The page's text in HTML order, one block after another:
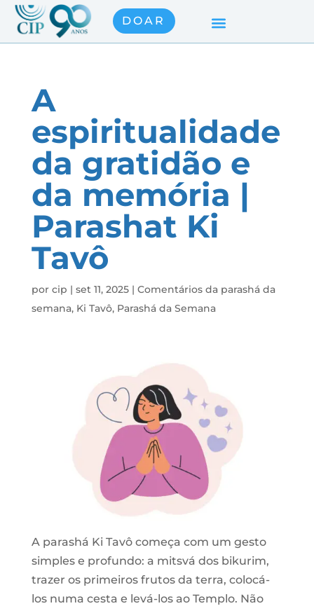
DOAR
A
espiritualidade
da gratidão e
da memória |
Parashat Ki
Tavô
por cip | set 11, 2025| Comentários da parashá da
semana, Ki Tavô, Parashá da Semana
A parashá Ki Tavô começa com um gesto
simples e profundo: a mitsvá dos bikurim,
trazer os primeiros frutos da terra, colocá-
los numa cesta e levá-los ao Templo. Não